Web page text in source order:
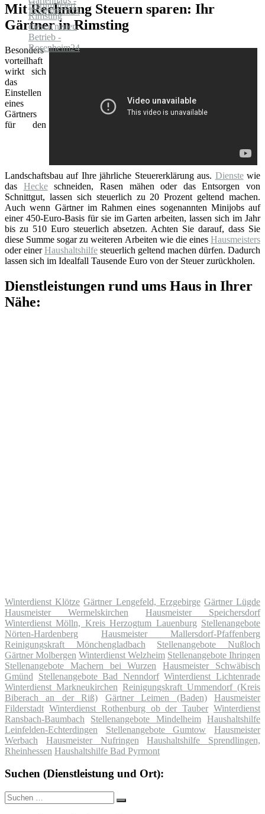
Mit Rechnung Steuern sparen: Ihr
Gärtner in Rimsting
Besonders
vorteilhaft
wirkt sich
das
Einstellen
eines
Gärtners
für den
Landschaftsbau auf Ihre jährliche Steuererklärung aus. Dienstewie
das Heckeschneiden, Rasen mähen oder das Entsorgen von
Schnittgut, lassen sich steuerlich zu 20 Prozent geltend machen.
Auch wenn Gärtner im Rahmen eines sogenannten Minijobs auf
einer 450-Euro-Basis für sie im Garten arbeiten, lassen sich im Jahr
bis zu 510 Euro steuerlich absetzen. Achten Sie darauf, dass Sie
diese Summe sogar zu weiteren Arbeiten wie die eines Hausmeisters
oder einerHaushaltshilfe steuerlich geltend machen dürfen. Dadurch
lassen sich im Idealfall Tausende Euro von der Steuer zurückholen.
Dienstleistungen rund ums Haus in Ihrer
Nähe:
Winterdienst Klötze Gärtner Lengefeld, Erzgebirge Gärtner Lügde
Hausmeister Wermelskirchen
Hausmeister Speichersdorf
Winterdienst Mölln, Kreis Herzogtum Lauenburg Stellenangebote
Nörten-Hardenberg
Hausmeister Mallersdorf-Pfaffenberg
Reinigungskraft Mönchengladbach
Stellenangebote Nußloch
Gärtner Molbergen Winterdienst Welzheim Stellenangebote Ihringen
Stellenangebote Machern bei Wurzen
Hausmeister Schwäbisch
Gmünd
Stellenangebote Bad Nenndorf Winterdienst Lichtenrade
Winterdienst Markneukirchen Reinigungskraft Ummendorf (Kreis
Biberach an der Riß)
Gärtner Leimen (Baden)
Hausmeister
Filderstadt Winterdienst Rothenburg ob der Tauber Winterdienst
Ransbach-Baumbach
Stellenangebote Mindelheim
Haushaltshilfe
Leinfelden-Echterdingen
Stellenangebote Gumtow
Hausmeister
Werbach
Hausmeister Nufringen
Haushaltshilfe Sprendlingen,
Rheinhessen Haushaltshilfe Bad Pyrmont
Suchen (Dienstleistung und Ort):
Suche
nach:
Suchen